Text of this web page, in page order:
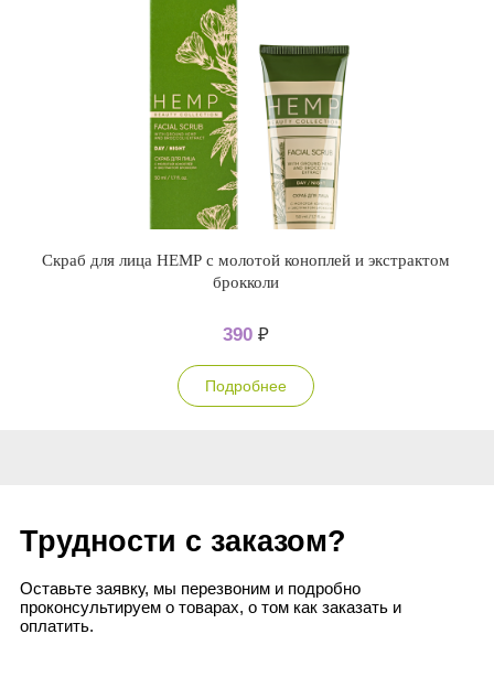
Скраб для лица НЕМР с молотой коноплей и экстрактом
брокколи
390 ₽
Подробнее
Трудности с заказом?
Оставьте заявку, мы перезвоним и подробно
проконсультируем о товарах, о том как заказать и
оплатить.